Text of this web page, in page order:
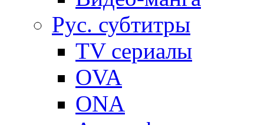
Рус. субтитры
TV сериалы
OVA
ONA